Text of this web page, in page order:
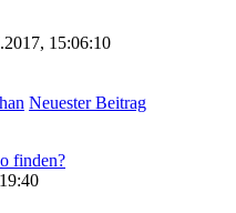
15:06:10
Neuester Beitrag
finden?